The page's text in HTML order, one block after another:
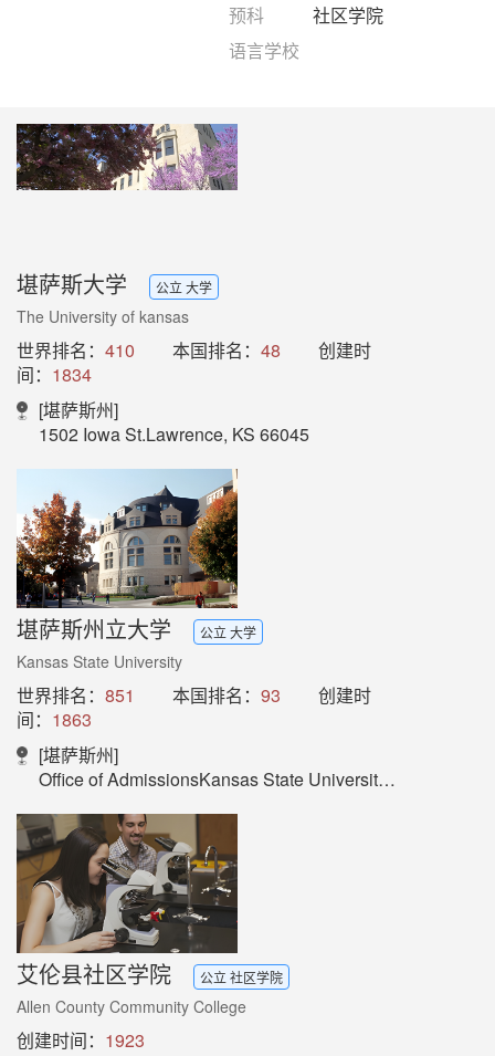
预科
社区学院
语言学校
堪萨斯大学 公立 大学
The University of kansas
世界排名： 410 本国排名： 48
创建时
间： 1834
[堪萨斯州]
1502 Iowa St.Lawrence, KS 66045
堪萨斯州立大学 公立 大学
Kansas State University
世界排名： 851 本国排名： 93
创建时
间： 1863
[堪萨斯州]
Office of AdmissionsKansas State University119 Anderson HallManhattan, KS 66506United States
艾伦县社区学院 公立 社区学院
Allen County Community College
创建时间： 1923